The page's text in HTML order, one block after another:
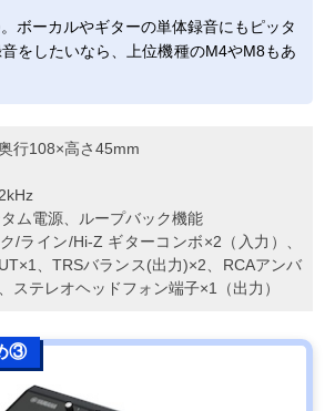
ボーカルやギターの単体録音にもピッタ
をしたいなら、上位機種のM4やM8もあ
行108×高さ45mm
ム電源、ループバック機能
ク/ライン/Hi-Z ギターコンボ×2（入力）、
、TRSバランス(出力)×2、RCAアンバ
ステレオヘッドフォン端子×1（出力）
③